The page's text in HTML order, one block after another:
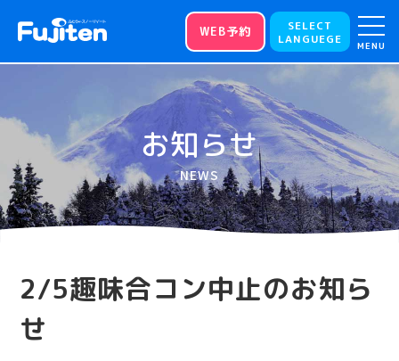
WEB予約
SELECT
LANGUEGE
MENU
お知らせ
NEWS
2/5趣味合コン中止のお知ら
せ